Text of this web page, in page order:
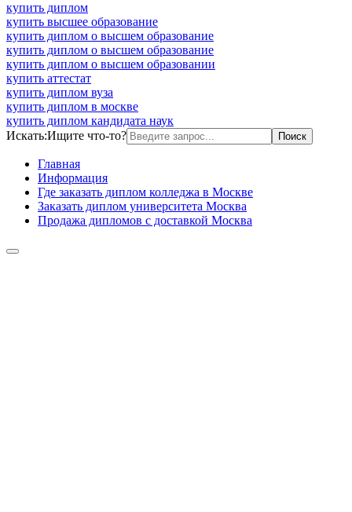
купить диплом
купить высшее образование
купить диплом о высшем образование
купить диплом о высшем образование
купить диплом о высшем образовании
купить аттестат
купить диплом вуза
купить диплом в москве
купить диплом кандидата наук
Искать:Ищите что-то?
Главная
Информация
Где заказать диплом колледжа в Москве
Заказать диплом университета Москва
Продажа дипломов с доставкой Москва